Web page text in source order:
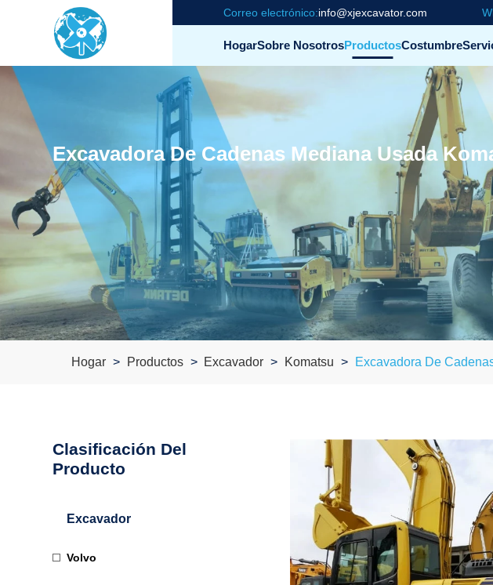
Correo electrónico:info@xjexcavator.com
HogarSobre NosotrosProductosCostumbre
Excavadora De Cadenas Mediana Usada
Hogar Productos Excavador Komatsu Excavadora De
Clasificación Del
Producto
Excavador
Volvo